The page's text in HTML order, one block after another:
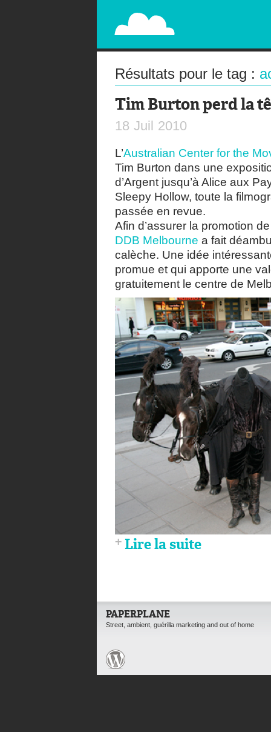
PAPERPLANE
STREET, AMBIENT, GUÉRILLA MARKETING
Résultats pour le tag :
Tim Burton perd la
18 Juil 2010
L’Australian Center for the
Tim Burton dans une
d’Argent jusqu’à Alice aux
Sleepy Hollow, toute la
passée en revue.
Afin d’assurer la promotion
DDB Melbourne a fait
calèche. Une idée
promue et qui apporte une
gratuitement le centre de
Lire la suite
PAPERPLANE
Street, ambient, guérilla marketing and out of home